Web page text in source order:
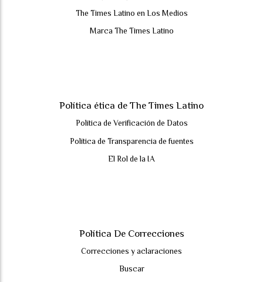
The Times Latino en Los Medios
Marca The Times Latino
Política ética de The Times Latino
Política de Verificación de Datos
Política de Transparencia de fuentes
El Rol de la IA
Política De Correcciones
Correcciones y aclaraciones
Buscar